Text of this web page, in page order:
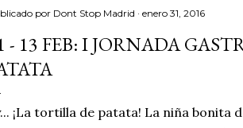
por Dont Stop Madrid enero 31, 2016
- 13 FEB: I JORNADA
¡La tortilla de patata! La niña bonita